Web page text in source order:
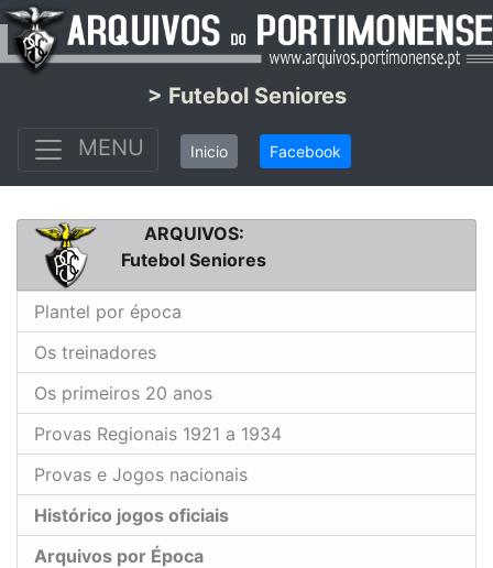
> Futebol Seniores
MENU
Inicio Facebook
ARQUIVOS:
Futebol Seniores
Plantel por época
Os treinadores
Os primeiros 20 anos
Provas Regionais 1921 a 1934
Provas e Jogos nacionais
Histórico jogos oficiais
Arquivos por Época